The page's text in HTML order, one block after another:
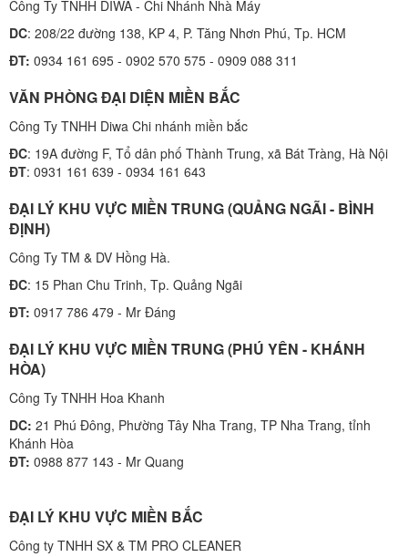
Công Ty TNHH DIWA - Chi Nhánh Nhà Máy
DC: 208/22 đường 138, KP 4, P. Tăng Nhơn Phú, Tp. HCM
ĐT: 0934 161 695 - 0902 570 575 - 0909 088 311
VĂN PHÒNG ĐẠI DIỆN MIỀN BẮC
Công Ty TNHH Diwa Chi nhánh miền bắc
ĐC: 19A đường F, Tổ dân phố Thành Trung, xã Bát Tràng, Hà Nội
ĐT: 0931 161 639 - 0934 161 643
ĐẠI LÝ KHU VỰC MIỀN TRUNG (QUẢNG NGÃI - BÌNH
ĐỊNH)
Công Ty TM & DV Hồng Hà.
ĐC: 15 Phan Chu Trinh, Tp. Quảng Ngãi
ĐT: 0917 786 479 - Mr Đáng
ĐẠI LÝ KHU VỰC MIỀN TRUNG (PHÚ YÊN - KHÁNH
HÒA)
Công Ty TNHH Hoa Khanh
DC: 21 Phú Đông, Phường Tây Nha Trang, TP Nha Trang, tỉnh
Khánh Hòa
ĐT: 0988 877 143 - Mr Quang
ĐẠI LÝ KHU VỰC MIỀN BẮC
Công ty TNHH SX & TM PRO CLEANER